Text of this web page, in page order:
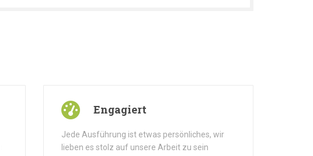
Engagiert
Jede Ausführung ist etwas persönliches, wir
lieben es stolz auf unsere Arbeit zu sein